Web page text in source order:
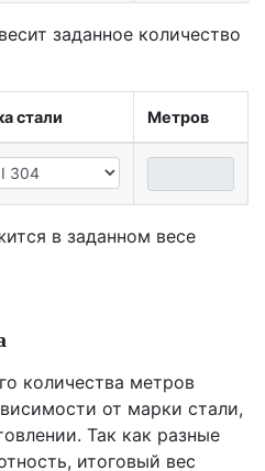
заданное количество
стали Метров
в заданном весе
количества метров
от марки стали,
Так как разные
итоговый вес